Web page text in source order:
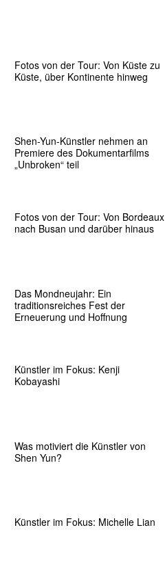
Fotos von der Tour: Von Küste zu
Küste, über Kontinente hinweg
Shen-Yun-Künstler nehmen an
Premiere des Dokumentarfilms
„Unbroken“ teil
Fotos von der Tour: Von Bordeaux
nach Busan und darüber hinaus
Das Mondneujahr: Ein
traditionsreiches Fest der
Erneuerung und Hoffnung
Künstler im Fokus: Kenji
Kobayashi
Was motiviert die Künstler von
Shen Yun?
Künstler im Fokus: Michelle Lian